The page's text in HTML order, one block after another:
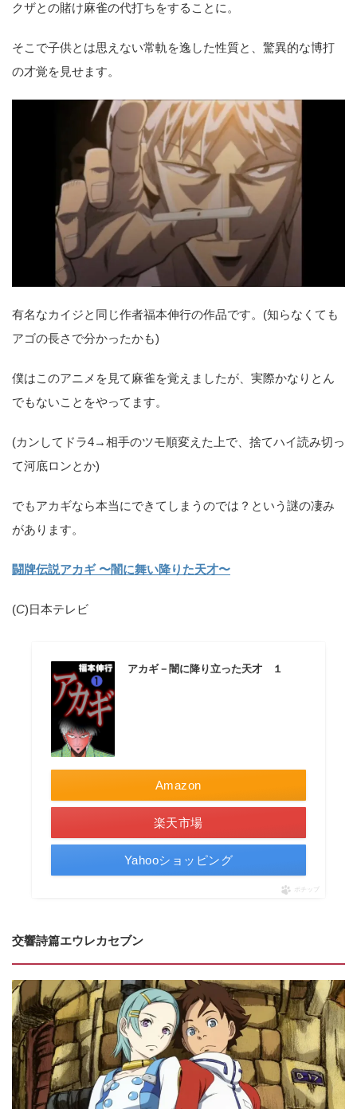
クザとの賭け麻雀の代打ちをすることに。
そこで子供とは思えない常軌を逸した性質と、驚異的な博打
の才覚を見せます。
有名なカイジと同じ作者福本伸行の作品です。(知らなくても
アゴの長さで分かったかも)
僕はこのアニメを見て麻雀を覚えましたが、実際かなりとん
でもないことをやってます。
(カンしてドラ4→相手のツモ順変えた上で、捨てハイ読み切っ
て河底ロンとか)
でもアカギなら本当にできてしまうのでは？という謎の凄み
があります。
闘牌伝説アカギ 〜闇に舞い降りた天才〜
(C)日本テレビ
アカギ－闇に降り立った天才 １
Amazon
楽天市場
Yahooショッピング
ポチップ
交響詩篇エウレカセブン